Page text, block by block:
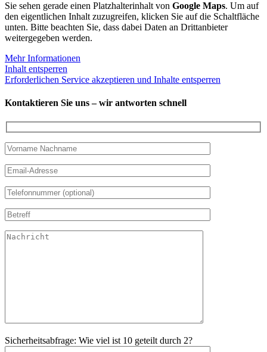
Sie sehen gerade einen Platzhalterinhalt von Google Maps. Um auf
den eigentlichen Inhalt zuzugreifen, klicken Sie auf die Schaltfläche
unten. Bitte beachten Sie, dass dabei Daten an Drittanbieter
weitergegeben werden.
Mehr Informationen
Inhalt entsperren
Erforderlichen Service akzeptieren und Inhalte entsperren
Kontaktieren Sie uns – wir antworten schnell
Sicherheitsabfrage: Wie viel ist 10 geteilt durch 2?